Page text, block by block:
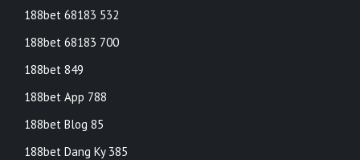
188bet 68183 532
188bet 68183 700
188bet 849
188bet App 788
188bet Blog 85
188bet Dang Ky 385